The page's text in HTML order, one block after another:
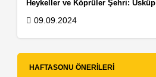
Heykeller ve Köprüler Şehri: Üsküp
09.09.2024
HAFTASONU ÖNERILERI